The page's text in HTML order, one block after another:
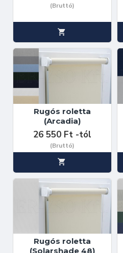
(Bruttó)
Rugós roletta
(Arcadia)
26 550 Ft -tól
(Bruttó)
Rugós roletta
(Solarshade 48)